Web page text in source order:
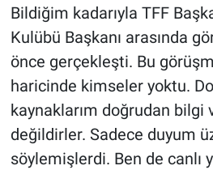
Bildiğim kadarıyla TFF
Kulübü Başkanı arasında
önce gerçekleşti. Bu
haricinde kimseler yoktu.
kaynaklarım doğrudan bilgi
değildirler. Sadece duyum
söylemişlerdi. Ben de canlı